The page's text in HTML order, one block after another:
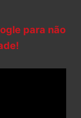
para não